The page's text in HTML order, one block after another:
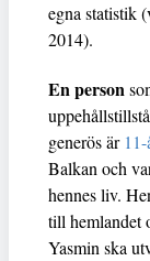
egna statistik
2014).
En person
generös är
Balkan och
hennes liv.
till hemlandet
Yasmin ska